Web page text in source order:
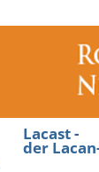
Lacast -
der